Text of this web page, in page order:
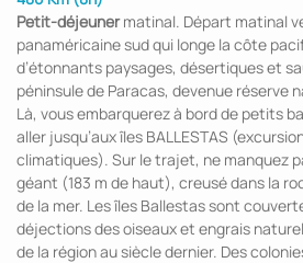
Petit-déjeunermatinal. Départ matinal
panaméricaine sud qui longe la côte
d’étonnants paysages, désertiques et
péninsule de Paracas, devenue réserve
Là, vous embarquerez à bord de petits
aller jusqu’aux îles BALLESTAS
climatiques). Sur le trajet, ne manquez
géant (183 m de haut), creusé dans la
de la mer. Les îles Ballestas sont
déjections des oiseaux et engrais
de la région au siècle dernier. Des